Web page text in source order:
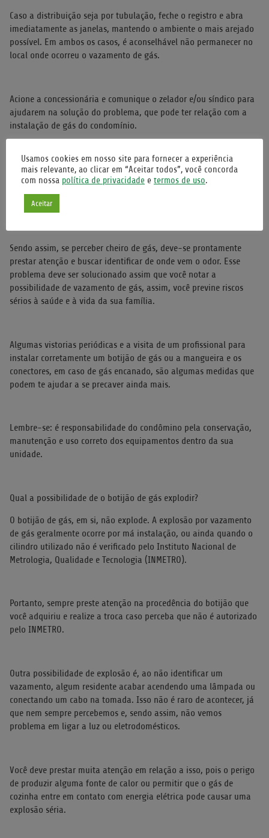
Caso a distribuição seja por tubulação, feche o registro e abra
imediatamente as janelas, mantendo o ambiente o mais arejado
possível. Em ambos os casos, é aconselhável não permanecer no
local onde ocorreu o vazamento de gás.
Acione a concessionária e comunique o zelador e/ou síndico para
ajudarem na solução do problema, que pode ter relação com a
instalação de gás do condomínio.
É normal vazar um pouco de gás?
gás é normal ao ligar o fogão, mas não é verdade.
Sendo assim, se perceber cheiro de gás, deve-se prontamente
prestar atenção e buscar identificar de onde vem o odor. Esse
problema deve ser solucionado assim que você notar a
possibilidade de vazamento de gás, assim, você previne riscos
sérios à saúde e à vida da sua família.
Algumas vistorias periódicas e a visita de um profissional para
instalar corretamente um botijão de gás ou a mangueira e os
conectores, em caso de gás encanado, são algumas medidas que
podem te ajudar a se precaver ainda mais.
Lembre-se: é responsabilidade do condômino pela conservação,
manutenção e uso correto dos equipamentos dentro da sua
unidade.
Qual a possibilidade de o botijão de gás explodir?
O botijão de gás, em si, não explode. A explosão por vazamento
de gás geralmente ocorre por má instalação, ou ainda quando o
cilindro utilizado não é verificado pelo Instituto Nacional de
Metrologia, Qualidade e Tecnologia (INMETRO).
Portanto, sempre preste atenção na procedência do botijão que
você adquiriu e realize a troca caso perceba que não é autorizado
pelo INMETRO.
Outra possibilidade de explosão é, ao não identificar um
vazamento, algum residente acabar acendendo uma lâmpada ou
conectando um cabo na tomada. Isso não é raro de acontecer, já
que nem sempre percebemos e, sendo assim, não vemos
problema em ligar a luz ou eletrodomésticos.
Você deve prestar muita atenção em relação a isso, pois o perigo
de produzir alguma fonte de calor ou permitir que o gás de
cozinha entre em contato com energia elétrica pode causar uma
explosão séria.
Usamos cookies em nosso site para fornecer a experiência
mais relevante, ao clicar em “Aceitar todos”, você concorda
com nossa política de privacidade e termos de uso.
Aceitar